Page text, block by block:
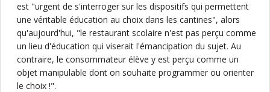
est "urgent de s'interroger sur les dispositifs qui permettent
une véritable éducation au choix dans les cantines", alors
qu'aujourd'hui, "le restaurant scolaire n'est pas perçu comme
un lieu d'éducation qui viserait l'émancipation du sujet. Au
contraire, le consommateur élève y est perçu comme un
objet manipulable dont on souhaite programmer ou orienter
le choix !".